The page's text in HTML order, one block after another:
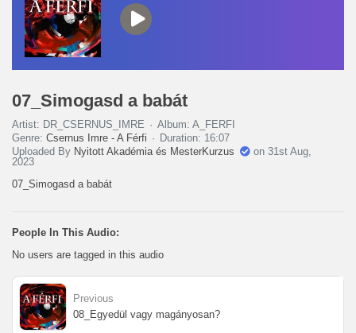
07_Simogasd a babát
Artist: DR_CSERNUS_IMRE
Album: A_FERFI
Genre: Csernus Imre - A Férfi
Duration: 16:07
Uploaded By Nyitott Akadémia és MesterKurzus
on 31st Aug,
2023
07_Simogasd a babát
People In This Audio:
No users are tagged in this audio
Previous
08_Egyedül vagy magányosan?